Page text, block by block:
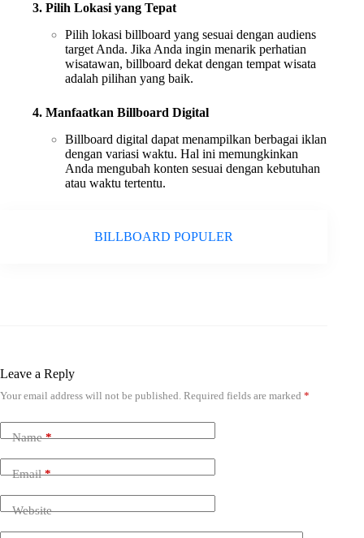
3. Pilih Lokasi yang Tepat
Pilih lokasi billboard yang sesuai dengan audiens
target Anda. Jika Anda ingin menarik perhatian
wisatawan, billboard dekat dengan tempat wisata
adalah pilihan yang baik.
4. Manfaatkan Billboard Digital
Billboard digital dapat menampilkan berbagai iklan
dengan variasi waktu. Hal ini memungkinkan
Anda mengubah konten sesuai dengan kebutuhan
atau waktu tertentu.
BILLBOARD POPULER
Leave a Reply
Your email address will not be published. Required fields are marked *
Name*
Email*
Website